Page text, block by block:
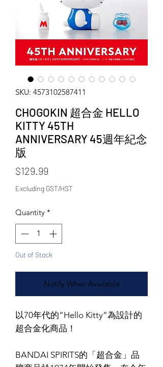
SKU: 4573102587411
CHOGOKIN 超合金 HELLO
KITTY 45TH
ANNIVERSARY 45週年紀念
版
$129.99
Excluding GST/HST
Quantity *
Out of Stock
Notify When Available
以70年代的“Hello Kitty”為設計的
超合金化商品！
BANDAI SPIRITS的「超合金」品